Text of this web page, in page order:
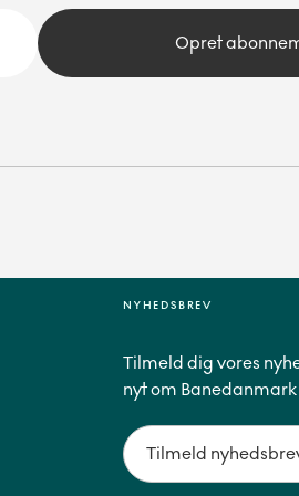
Opret
NYHEDSBREV
Tilmeld dig vores
nyt om
Tilmeld